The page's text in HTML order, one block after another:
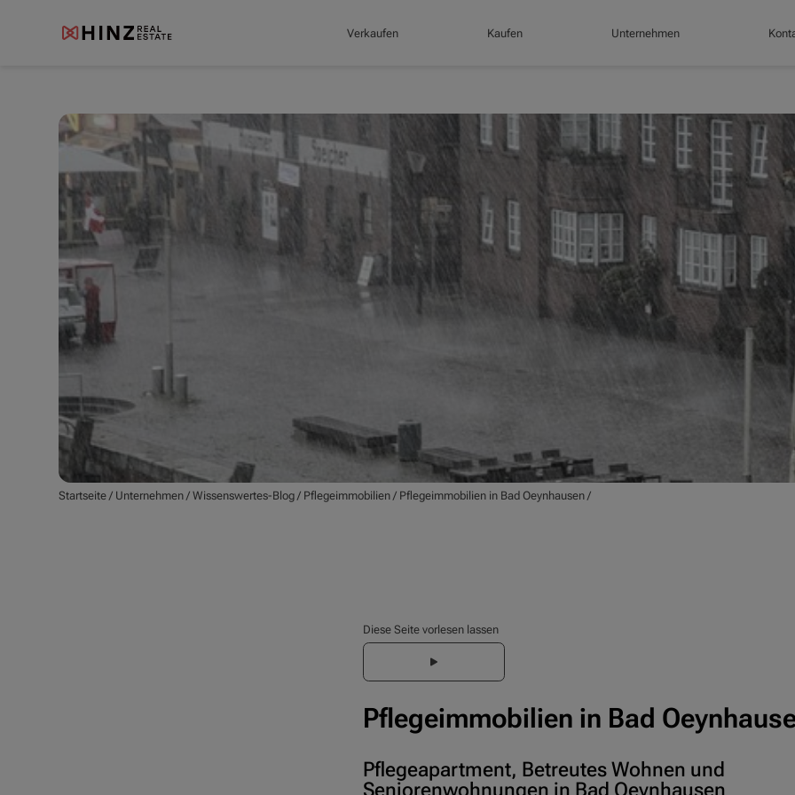
Verkaufen Kaufen Unternehmen
Startseite / Unternehmen /Wissenswertes-Blog / Pflegeimmobilien / Pflegeimmobilien in Bad Oeynhausen /
Diese Seite vorlesen lassen
Pflegeimmobilien in Bad
Pflegeapartment, Betreutes Wohnen und
Seniorenwohnungen in Bad Oeynhausen